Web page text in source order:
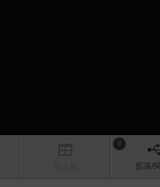
8
拡張/